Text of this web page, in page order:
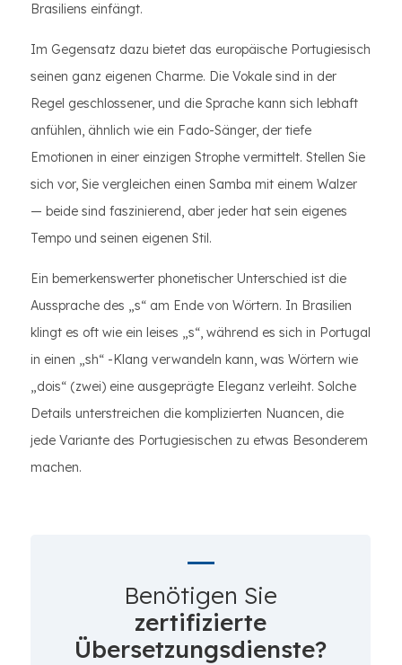
Brasiliens einfängt.
Im Gegensatz dazu bietet das europäische Portugiesisch
seinen ganz eigenen Charme. Die Vokale sind in der
Regel geschlossener, und die Sprache kann sich lebhaft
anfühlen, ähnlich wie ein Fado-Sänger, der tiefe
Emotionen in einer einzigen Strophe vermittelt. Stellen Sie
sich vor, Sie vergleichen einen Samba mit einem Walzer
— beide sind faszinierend, aber jeder hat sein eigenes
Tempo und seinen eigenen Stil.
Ein bemerkenswerter phonetischer Unterschied ist die
Aussprache des „s“ am Ende von Wörtern. In Brasilien
klingt es oft wie ein leises „s“, während es sich in Portugal
in einen „sh“ -Klang verwandeln kann, was Wörtern wie
„dois“ (zwei) eine ausgeprägte Eleganz verleiht. Solche
Details unterstreichen die komplizierten Nuancen, die
jede Variante des Portugiesischen zu etwas Besonderem
machen.
Benötigen Sie
zertifizierte
Übersetzungsdienste?